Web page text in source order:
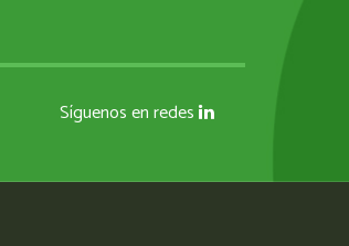
Síguenos en redes